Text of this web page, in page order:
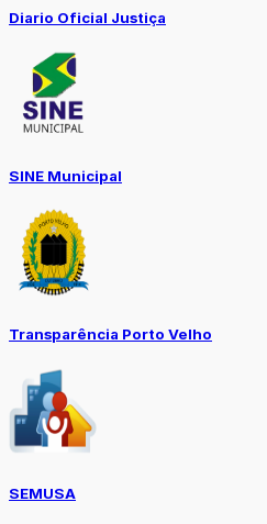
Diario Oficial Justiça
SINE Municipal
Transparência Porto Velho
SEMUSA